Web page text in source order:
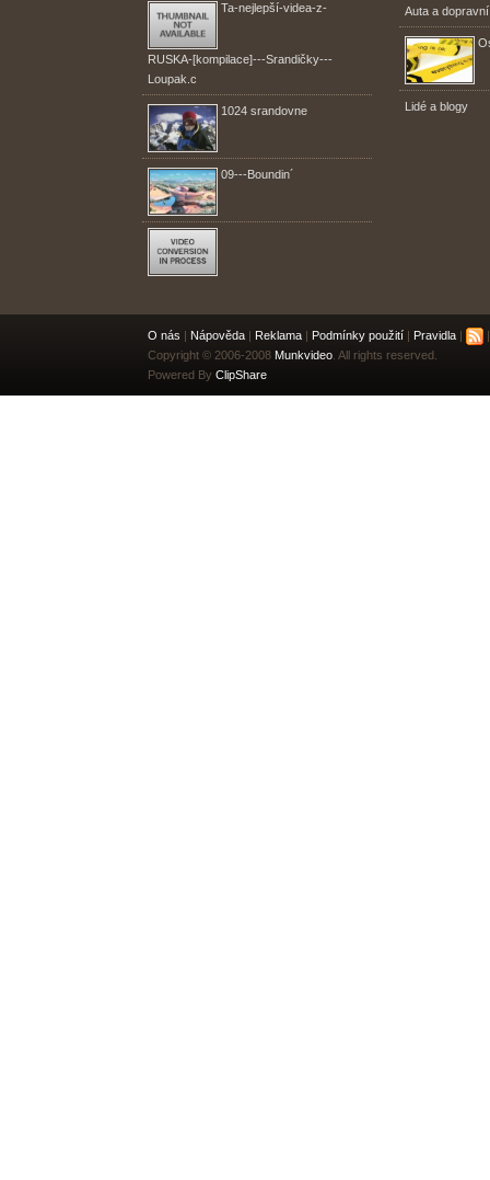
Ta-nejlepší-videa-z-
RUSKA-[kompilace]---Srandičky---
Loupak.c
1024 srandovne
09---Boundin´
Auta a
Lidé a blogy
O nás | Nápověda | Reklama | Podmínky použití | Pravidla |
Copyright © 2006-2008 Munkvideo . All rights reserved.
Powered By ClipShare